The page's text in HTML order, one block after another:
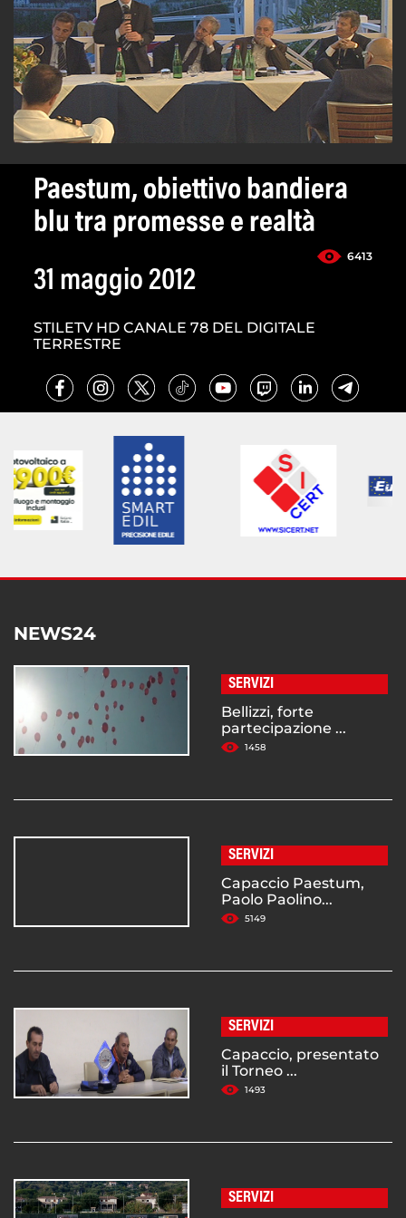
Paestum, obiettivo bandiera
blu tra promesse e realtà
6413
31 maggio 2012
STILETV HD CANALE 78 DEL DIGITALE
TERRESTRE
NEWS24
SERVIZI
Bellizzi, forte
partecipazione ...
1458
SERVIZI
Capaccio Paestum,
Paolo Paolino...
5149
SERVIZI
Capaccio, presentato
il Torneo ...
1493
SERVIZI